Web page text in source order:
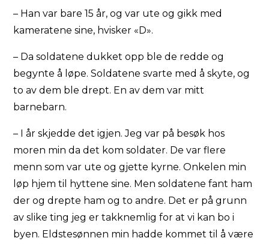
– Han var bare 15 år, og var ute og gikk med
kameratene sine, hvisker «D».
– Da soldatene dukket opp ble de redde og
begynte å løpe. Soldatene svarte med å skyte, og
to av dem ble drept. En av dem var mitt
barnebarn.
– I år skjedde det igjen. Jeg var på besøk hos
moren min da det kom soldater. De var flere
menn som var ute og gjette kyrne. Onkelen min
løp hjem til hyttene sine. Men soldatene fant ham
der og drepte ham og to andre. Det er på grunn
av slike ting jeg er takknemlig for at vi kan bo i
byen. Eldstesønnen min hadde kommet til å være